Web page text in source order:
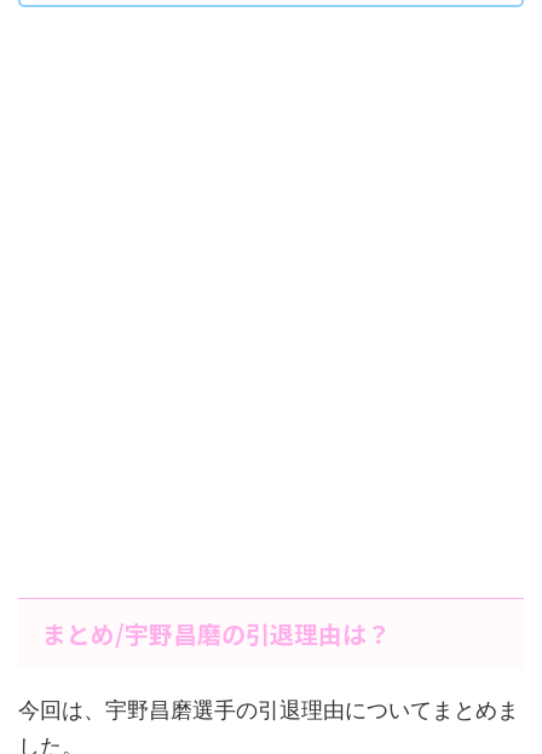
まとめ/宇野昌磨の引退理由は？
今回は、宇野昌磨選手の引退理由についてまとめま
した。